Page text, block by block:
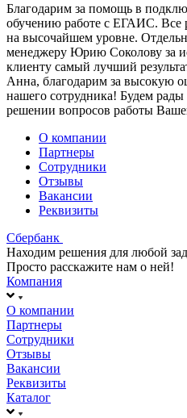
Благодарим за помощь в
обучению работе с ЕГАИС. Все
на высочайшем уровне.
менеджеру Юрию Соколову за
клиенту самый лучший
Анна, благодарим за высокую
нашего сотрудника! Будем
решении вопросов работы
О компании
Партнеры
Сотрудники
Отзывы
Вакансии
Реквизиты
Сбербанк
Находим решения для любой
Просто расскажите нам о ней!
Компания
О компании
Партнеры
Сотрудники
Отзывы
Вакансии
Реквизиты
Каталог